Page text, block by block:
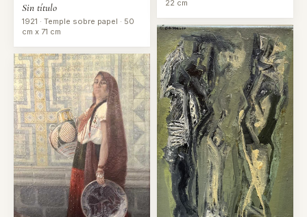
Sin título
1921 · Temple sobre papel · 50
cm x 71 cm
22 cm